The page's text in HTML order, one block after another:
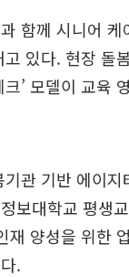
함께 시니어 케
있다. 현장 돌
크’ 모델이 교육
관 기반 에이지
보대학교 평생
재 양성을 위한
.